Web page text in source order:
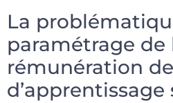
La
paramétrage de
rémunération
d’apprentissage